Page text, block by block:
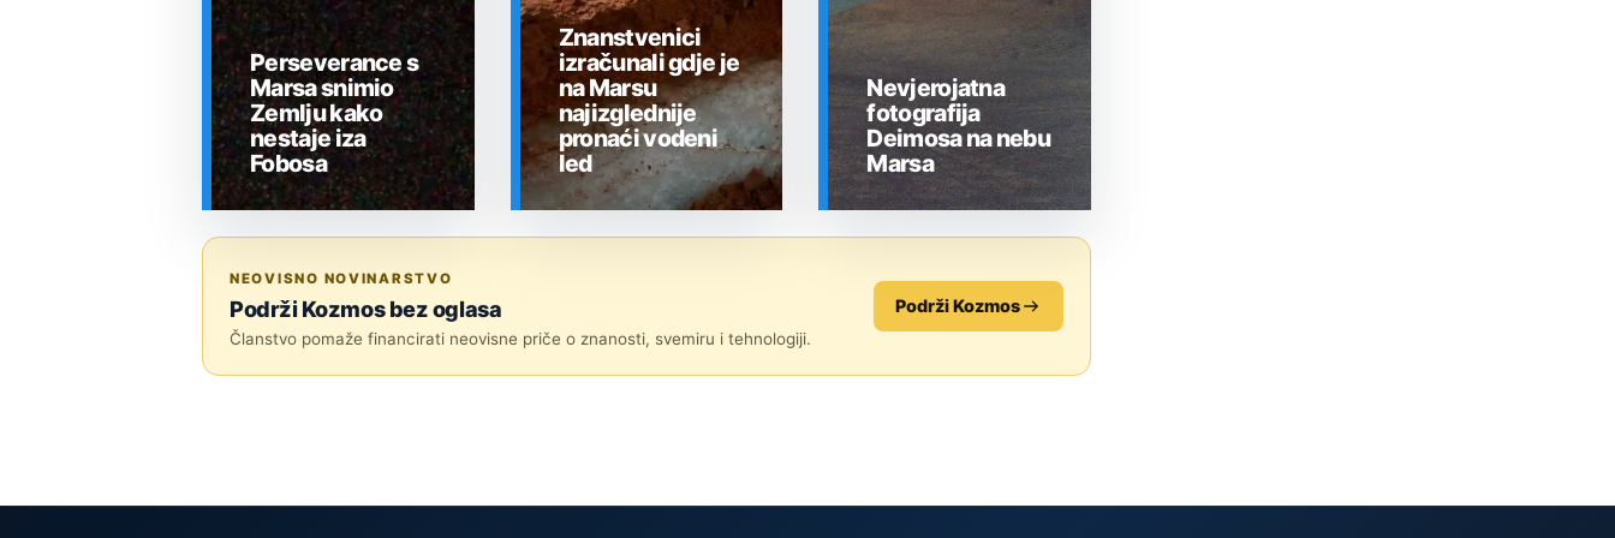
Perseverance s
Marsa snimio
Zemlju kako
nestaje iza
Fobosa
Znanstvenici
izračunali gdje je
na Marsu
najizglednije
pronaći vodeni
led
Nevjerojatna
fotografija
Deimosa na nebu
Marsa
NEOVISNO NOVINARSTVO
Podrži Kozmos bez oglasa
Članstvo pomaže financirati neovisne priče o znanosti, svemiru i tehnologiji.
Podrži Kozmos